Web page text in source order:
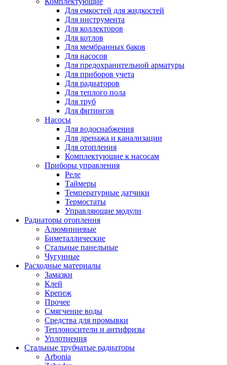
Для емкостей для жидкостей
Для инструмента
Для коллекторов
Для котлов
Для мембранных баков
Для насосов
Для предохранительной арматуры
Для приборов учета
Для радиаторов
Для теплого пола
Для труб
Для фитингов
Насосы
Для водоснабжения
Для дренажа и канализации
Для отопления
Комплектующие к насосам
Приборы управления
Реле
Таймеры
Температурные датчики
Термостаты
Управляющие модули
Радиаторы отопления
Алюминиевые
Биметаллические
Стальные панельные
Чугунные
Расходные материалы
Замазки
Клей
Крепеж
Прочее
Смягчение воды
Средства для промывки
Теплоносители и антифризы
Уплотнения
Стальные трубчатые радиаторы
Arbonia